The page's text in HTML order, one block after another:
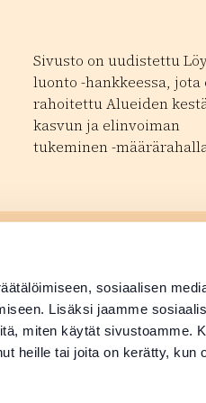
sosiaalisen
Lisäksi jaamme
miten käytät sivustoamme.
heille tai joita on kerätty, kun
Sivusto on uudistettu
luonto -hankkeessa, jota
rahoitettu Alueiden
kasvun ja elinvoiman
tukeminen -
Medialle